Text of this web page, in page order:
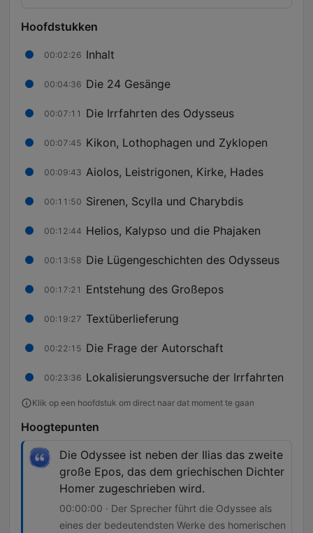
Hoofdstukken
00:02:26 Inhalt
00:04:36 Die 24 Gesänge
00:07:11 Die Irrfahrten des Odysseus
00:07:45 Kikon, Lothophagen und Zyklopen
00:09:43 Aiolos, Leistrigonen, Kirke, Hades
00:11:50 Sirenen, Scylla und Charybdis
00:12:44 Helios, Kalypso und die Phajaken
00:13:58 Die Lügengeschichten des Odysseus
00:17:21 Entstehung des Großepos
00:19:27 Textüberlieferung
00:22:15 Die Frage der Autorschaft
00:23:36 Lokalisierungsversuche der Irrfahrten
Klik op een hoofdstuk om direct naar dat moment te gaan
Hoogtepunten
Die Odyssee ist neben der Ilias das zweite
große Epos, das dem griechischen Dichter
Homer zugeschrieben wird.
00:00:00 · Der Sprecher führt die Odyssee als
eines der bedeutendsten Werke des homerischen